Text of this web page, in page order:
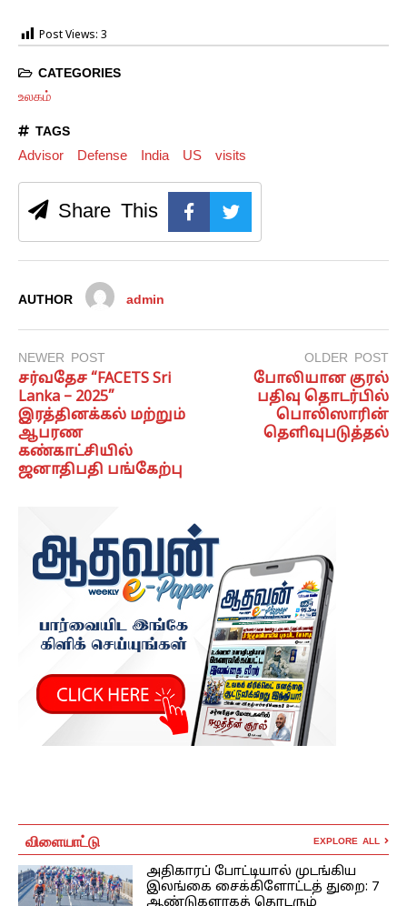
Post Views: 3
CATEGORIES
உலகம்
TAGS
Advisor Defense India US visits
Share This
AUTHOR admin
NEWER POST
சர்வதேச “FACETS Sri
Lanka – 2025”
இரத்தினக்கல் மற்றும்
ஆபரண
கண்காட்சியில்
ஜனாதிபதி பங்கேற்பு
OLDER POST
போலியான குரல்
பதிவு தொடர்பில்
பொலிஸாரின்
தெளிவுபடுத்தல்
விளையாட்டு EXPLORE ALL
அதிகாரப் போட்டியால் முடங்கிய
இலங்கை சைக்கிளோட்டத் துறை: 7
ஆண்டுகளாகத் தொடரும்